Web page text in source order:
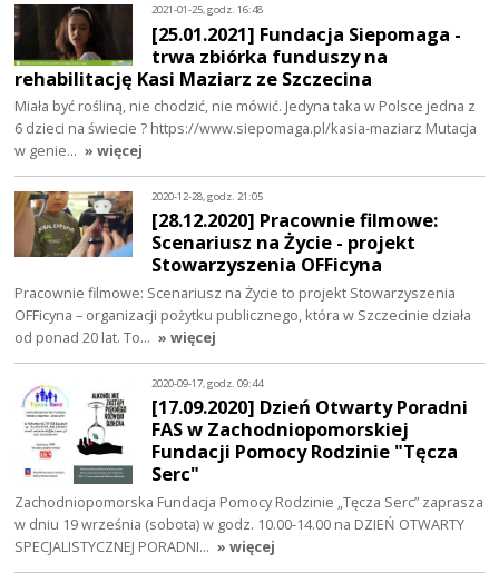
2021-01-25, godz. 16:48
[25.01.2021] Fundacja Siepomaga -
trwa zbiórka funduszy na
rehabilitację Kasi Maziarz ze Szczecina
Miała być rośliną, nie chodzić, nie mówić. Jedyna taka w Polsce jedna z
6 dzieci na świecie ? https://www.siepomaga.pl/kasia-maziarz Mutacja
w genie… » więcej
2020-12-28, godz. 21:05
[28.12.2020] Pracownie filmowe:
Scenariusz na Życie - projekt
Stowarzyszenia OFFicyna
Pracownie filmowe: Scenariusz na Życie to projekt Stowarzyszenia
OFFicyna – organizacji pożytku publicznego, która w Szczecinie działa
od ponad 20 lat. To… » więcej
2020-09-17, godz. 09:44
[17.09.2020] Dzień Otwarty Poradni
FAS w Zachodniopomorskiej
Fundacji Pomocy Rodzinie "Tęcza
Serc"
Zachodniopomorska Fundacja Pomocy Rodzinie „Tęcza Serc” zaprasza
w dniu 19 września (sobota) w godz. 10.00-14.00 na DZIEŃ OTWARTY
SPECJALISTYCZNEJ PORADNI… » więcej